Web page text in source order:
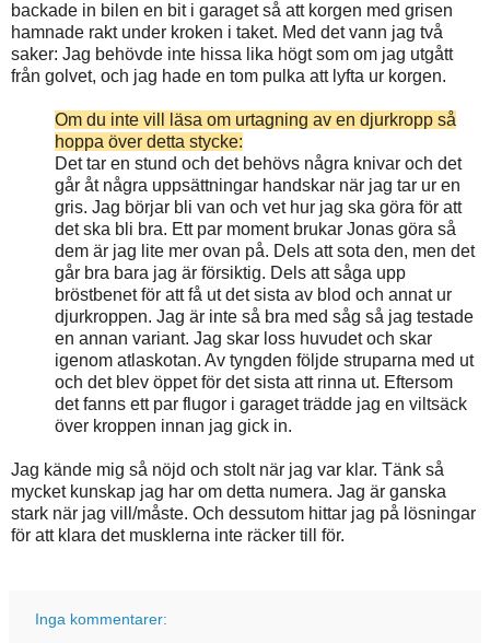
backade in bilen en bit i garaget så att korgen med grisen
hamnade rakt under kroken i taket. Med det vann jag två
saker: Jag behövde inte hissa lika högt som om jag utgått
från golvet, och jag hade en tom pulka att lyfta ur korgen.
Om du inte vill läsa om urtagning av en djurkropp så
hoppa över detta stycke:
Det tar en stund och det behövs några knivar och det
går åt några uppsättningar handskar när jag tar ur en
gris. Jag börjar bli van och vet hur jag ska göra för att
det ska bli bra. Ett par moment brukar Jonas göra så
dem är jag lite mer ovan på. Dels att sota den, men det
går bra bara jag är försiktig. Dels att såga upp
bröstbenet för att få ut det sista av blod och annat ur
djurkroppen. Jag är inte så bra med såg så jag testade
en annan variant. Jag skar loss huvudet och skar
igenom atlaskotan. Av tyngden följde struparna med ut
och det blev öppet för det sista att rinna ut. Eftersom
det fanns ett par flugor i garaget trädde jag en viltsäck
över kroppen innan jag gick in.
Jag kände mig så nöjd och stolt när jag var klar. Tänk så
mycket kunskap jag har om detta numera. Jag är ganska
stark när jag vill/måste. Och dessutom hittar jag på lösningar
för att klara det musklerna inte räcker till för.
Inga kommentarer: